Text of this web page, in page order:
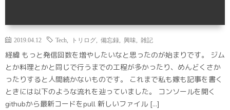
2019.04.12 Tech トリログ 備忘録 興味 雑記
経緯 もっと発信回数を増やしたいなと思ったのが始まりです。 ジム
とか料理とかと同じで行うまでの工程が多かったり、めんどくさか
ったりすると人間続かないものです。 これまで私も嫁も記事を書く
ときには以下のような流れを辿っていました。 コンソールを開く
githubから最新コードをpull 新しいファイル […]